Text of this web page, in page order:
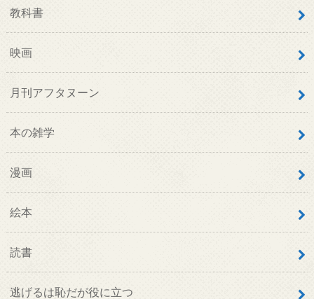
教科書
映画
月刊アフタヌーン
本の雑学
漫画
絵本
読書
逃げるは恥だが役に立つ